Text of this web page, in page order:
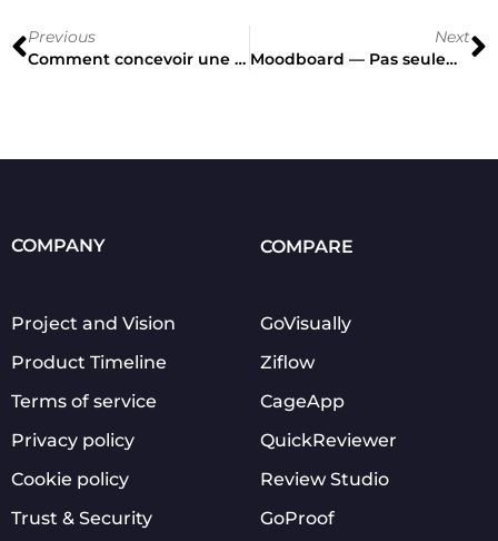
Previous
Comment concevoir une brochure efficace qui fonctionne réellement ?
Next
Moodboard — Pas seulement un joli mur de Pinterest
COMPANY
Project and Vision
Product Timeline
Terms of service
Privacy policy
Cookie policy
Trust & Security
COMPARE
GoVisually
Ziflow
CageApp
QuickReviewer
Review Studio
GoProof